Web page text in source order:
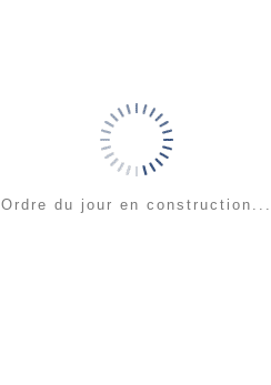
Ordre du jour en construction...